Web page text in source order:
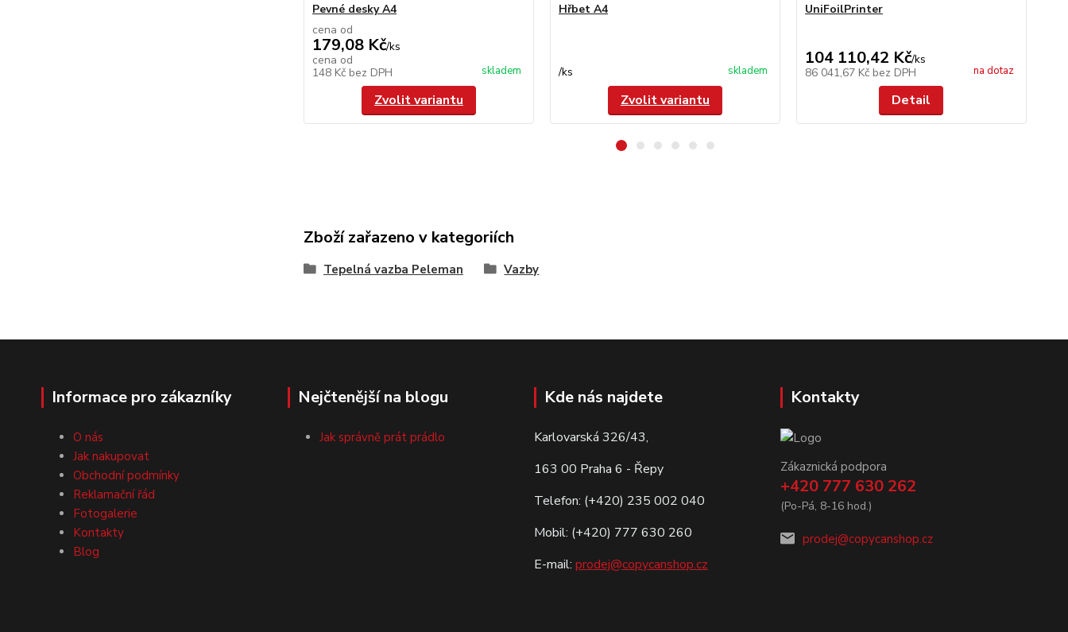
Pevné desky A4
cena od
179,08 Kč/ks
cena od
148 Kč bez DPH skladem
Zvolit variantu
Hřbet A4
/ks skladem
Zvolit variantu
UniFoilPrinter
104 110,42 Kč/ks
86 041,67 Kč bez DPH na dotaz
Detail
Zboží zařazeno v kategoriích
Tepelná vazba Peleman Vazby
Informace pro zákazníky
O nás
Jak nakupovat
Obchodní podmínky
Reklamační řád
Fotogalerie
Kontakty
Blog
Nejčtenější na blogu
Jak správně prát prádlo
Kde nás najdete
Karlovarská 326/43,
163 00 Praha 6 - Řepy
Telefon: (+420) 235 002 040
Mobil: (+420) 777 630 260
E-mail: prodej@copycanshop.cz
Kontakty
Zákaznická podpora
+420 777 630 262
(Po-Pá, 8-16 hod.)
prodej@copycanshop.cz